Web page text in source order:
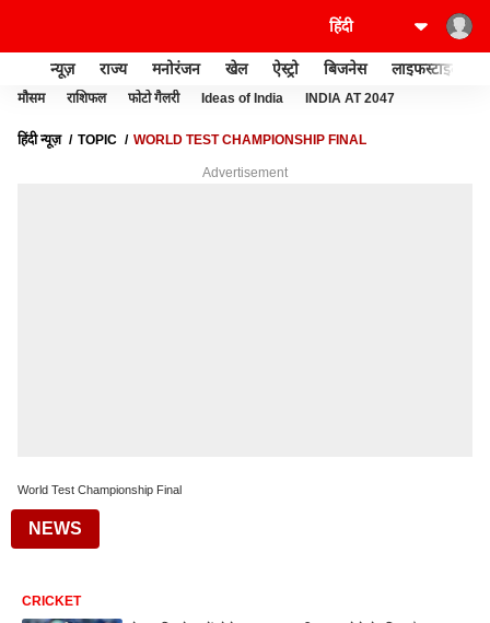
न्यूज़ राज्य मनोरंजन खेल ऐस्ट्रो बिजनेस लाइफस्टाइल
मौसम राशिफल फोटो गैलरी Ideas of India INDIA AT 2047
हिंदी न्यूज़ TOPIC WORLD TEST CHAMPIONSHIP FINAL
Advertisement
World Test Championship Final
NEWS
CRICKET